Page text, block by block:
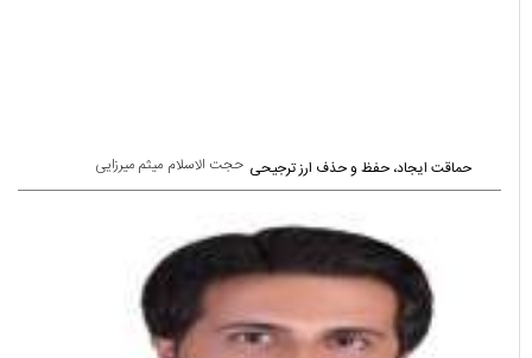
حجت الاسلام میثم میرزایی حماقت ایجاد، حفظ و حذف ارز ترجیحی